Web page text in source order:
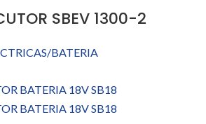
SBEV 1300-2
BATERIA